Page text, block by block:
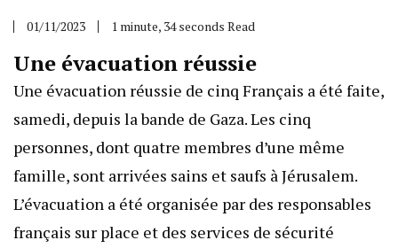
01/11/2023 1 minute, 34 seconds Read
Une évacuation réussie
Une évacuation réussie de cinq Français a été faite,
samedi, depuis la bande de Gaza. Les cinq
personnes, dont quatre membres d’une même
famille, sont arrivées sains et saufs à Jérusalem.
L’évacuation a été organisée par des responsables
français sur place et des services de sécurité